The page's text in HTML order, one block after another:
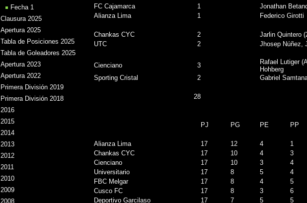
FC Cajamarca 1
Jonathan
Alianza Lima
1 Federico Girotti
Chankas CYC 2
Jarlin Quintero
UTC
2 Jhosep Núñez,
Cienciano 3
Rafael Lutiger
Hohberg
Sporting Cristal
2 Gabriel
28
PJ PG PE PP
Alianza Lima 17 12 4 1
Chankas CYC
17 10 4 3
Cienciano
17 10 3 4
Universitario
17 8 5 4
FBC Melgar
17 8 4 5
Cusco FC
17 8 3 6
Deportivo Garcilaso
17 7 5 5
Fecha 1
Clausura 2025
Apertura 2025
Tabla de Posiciones 2025
Tabla de Goleadores 2025
Apertura 2023
Apertura 2022
Primera División 2019
Primera División 2018
2016
2015
2014
2013
2012
2011
2010
2009
2008